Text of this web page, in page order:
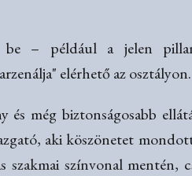
be – például a jelen
elérhető az osztályon.
még biztonságosabb
aki köszönetet
színvonal mentén,